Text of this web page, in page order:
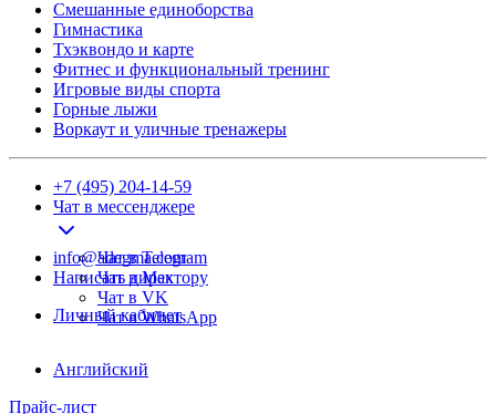
Смешанные единоборства
Гимнастика
Тхэквондо и карте
Фитнес и функциональный тренинг
Игровые виды спорта
Горные лыжи
Воркаут и уличные тренажеры
+7 (495) 204-14-59
Чат в мессенджере
Чат в Telegram
Чат в Max
Чат в VK
Чат в WhatsApp
info@adegma.com
Написать директору
Личный кабинет
Английский
Прайс-лист